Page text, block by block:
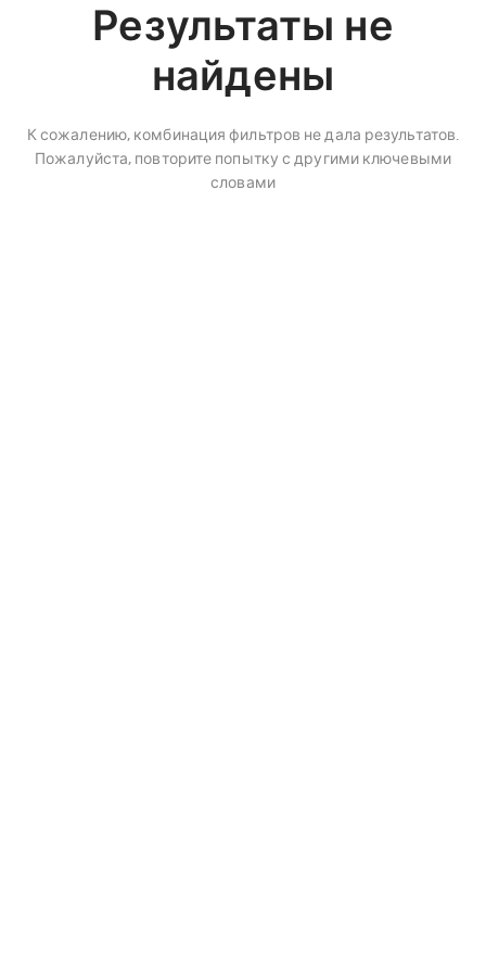
Результаты не
найдены
К сожалению, комбинация фильтров не дала результатов.
Пожалуйста, повторите попытку с другими ключевыми
словами